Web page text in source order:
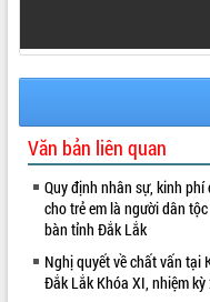
Văn bản liên quan
Quy định nhân sự, kinh
cho trẻ em là người dân
bàn tỉnh Đắk Lắk
Nghị quyết về chất vấn tại
Đắk Lắk Khóa XI, nhiệm kỳ